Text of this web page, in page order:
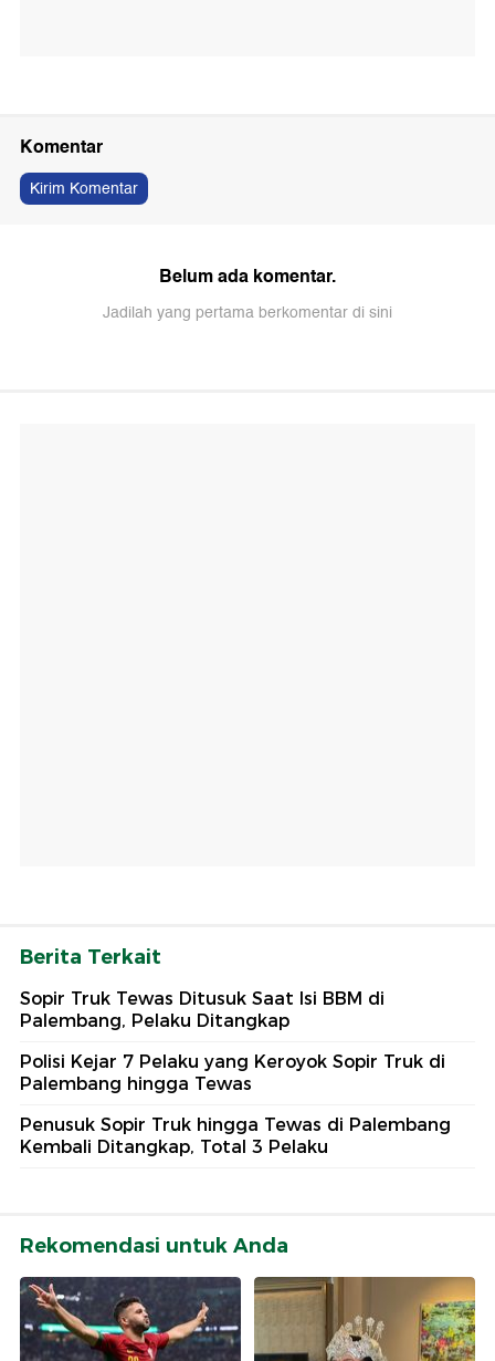
Komentar
Kirim Komentar
Belum ada komentar.
Jadilah yang pertama berkomentar di sini
Berita Terkait
Sopir Truk Tewas Ditusuk Saat Isi BBM di
Palembang, Pelaku Ditangkap
Polisi Kejar 7 Pelaku yang Keroyok Sopir Truk di
Palembang hingga Tewas
Penusuk Sopir Truk hingga Tewas di Palembang
Kembali Ditangkap, Total 3 Pelaku
Rekomendasi untuk Anda